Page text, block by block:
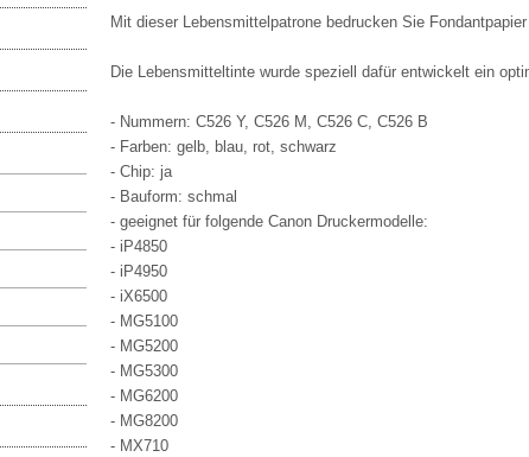
Mit dieser Lebensmittelpatrone bedrucken Sie
Die Lebensmitteltinte wurde speziell dafür entwickelt ein
- Nummern: C526 Y, C526 M, C526 C, C526 B
- Farben: gelb, blau, rot, schwarz
- Chip: ja
- Bauform: schmal
- geeignet für folgende Canon Druckermodelle:
- iP4850
- iP4950
- iX6500
- MG5100
- MG5200
- MG5300
- MG6200
- MG8200
- MX710